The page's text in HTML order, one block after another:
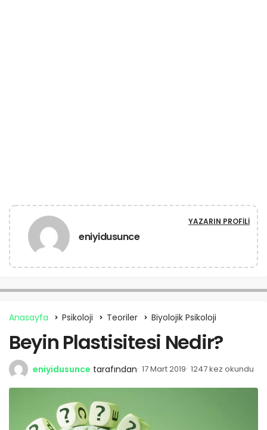
eniyidusunce
YAZARIN PROFILI
Anasayfa Psikoloji Teoriler Biyolojik Psikoloji
Beyin Plastisitesi Nedir?
eniyidusunce tarafından 17 Mart 2019 1247 kez okundu